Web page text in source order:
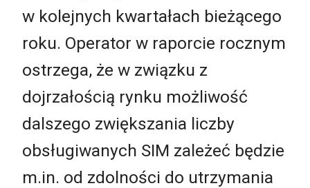
w kolejnych kwartałach bieżącego
roku. Operator w raporcie rocznym
ostrzega, że w związku z
dojrzałością rynku możliwość
dalszego zwiększania liczby
obsługiwanych SIM zależeć będzie
m.in. od zdolności do utrzymania